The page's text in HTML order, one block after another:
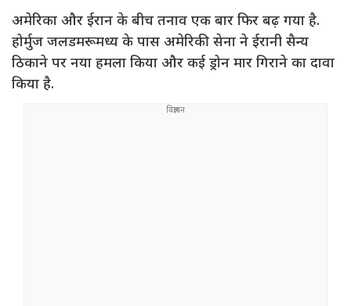
अमेरिका और ईरान के बीच तनाव एक बार फिर बढ़ गया है.
होर्मुज जलडमरूमध्य के पास अमेरिकी सेना ने ईरानी सैन्य
ठिकाने पर नया हमला किया और कई ड्रोन मार गिराने का दावा
किया है.